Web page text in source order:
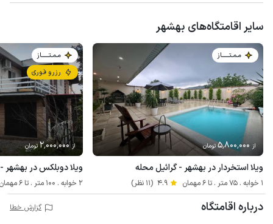
سایر اقامتگاه‌های بهشهر
مـمـتــــــاز
از 5٬800٬000 تومان
ویلا استخردار در بهشهر - گرائیل محله
1 خوابه . 75 متر . تا 6 مهمان 4.9 (11 نظر)
مـمـتــــــاز
رزرو فوری
از 2٬000٬000تومان
ویلا دوبلکس در بهشهر
2 خوابه . 100 متر . تا 6 مهمان
درباره اقامتگاه گزارش خطا